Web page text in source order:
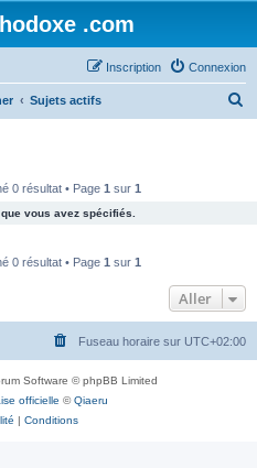
.com
Connexion
Inscription
Sujets actifs
e
r
0 résultat • Page 1 sur 1
vous avez spécifiés.
0 résultat • Page 1 sur 1
Aller
Fuseau horaire sur UTC+02:00
Software © phpBB Limited
officielle ©Qiaeru
| Conditions